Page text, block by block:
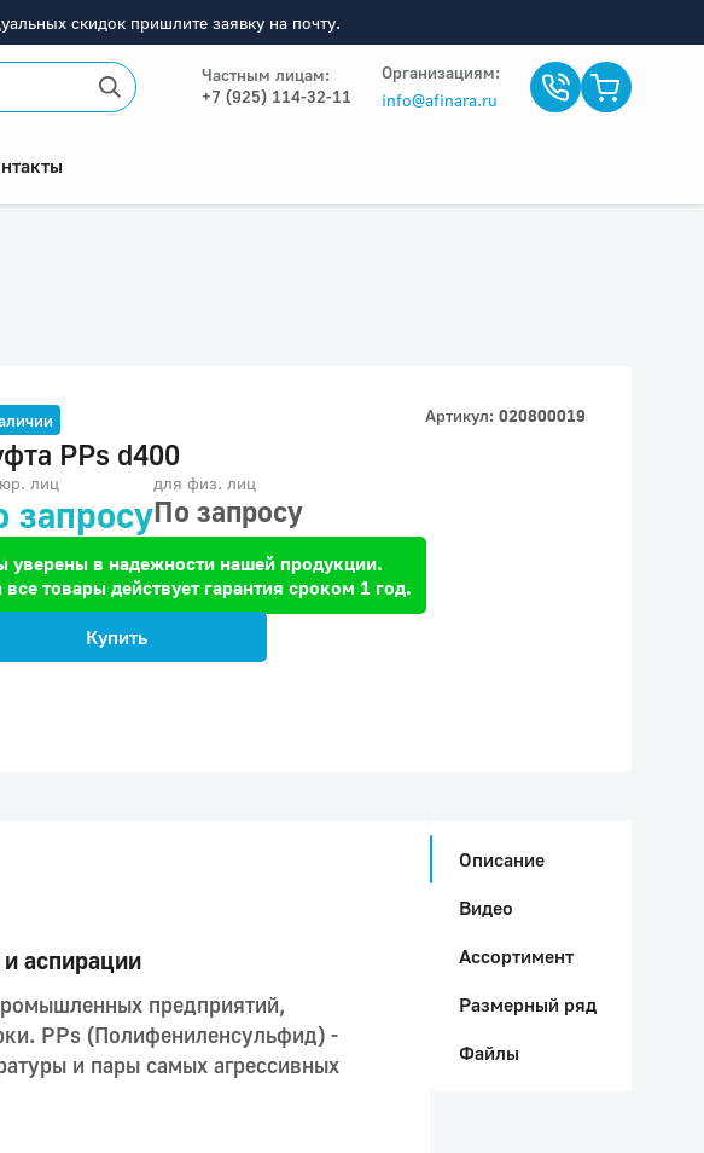
скидок пришлите заявку на почту.
Частным лицам:
+7 (925) 114-32-11
Организациям:
info@afinara.ru
Артикул: 020800019
PPs d400
лиц
запросу
для физ. лиц
По запросу
уверены в надежности нашей продукции.
все товары действует гарантия сроком 1 год.
Купить
аспирации
предприятий,
PPs (Полифениленсульфид) -
и пары самых агрессивных
Описание
Видео
Ассортимент
Размерный ряд
Файлы